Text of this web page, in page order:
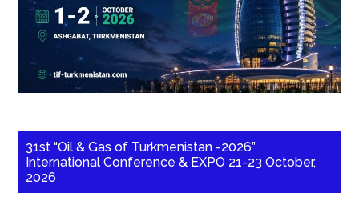
31st “Oil & Gas of Turkmenistan -2026”
International Conference & EXPO 21-23 October,
2026